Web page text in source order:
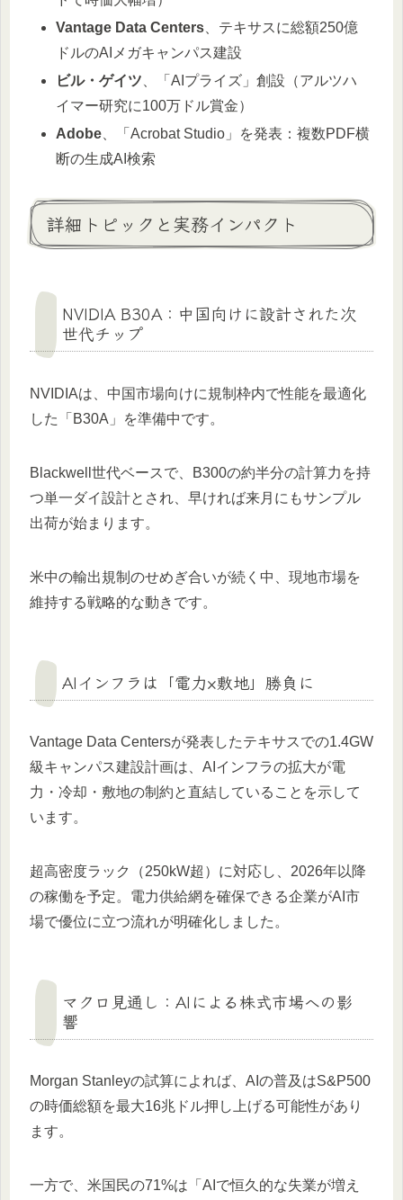
Vantage Data Centers 、テキサスに総額250億
ドルのAIメガキャンパス建設
ビル・ゲイツ 、「AIプライズ」創設（アルツハ
イマー研究に100万ドル賞金）
Adobe 、「Acrobat Studio」を発表：複数PDF横
断の生成AI検索
詳細トピックと実務インパクト
NVIDIA B30A：中国向けに設計された次
世代チップ
NVIDIAは、中国市場向けに規制枠内で性能を最適化
した「B30A」を準備中です。
Blackwell世代ベースで、B300の約半分の計算力を持
つ単一ダイ設計とされ、早ければ来月にもサンプル
出荷が始まります。
米中の輸出規制のせめぎ合いが続く中、現地市場を
維持する戦略的な動きです。
AIインフラは「電力×敷地」勝負に
Vantage Data Centersが発表したテキサスでの1.4GW
級キャンパス建設計画は、AIインフラの拡大が電
力・冷却・敷地の制約と直結していることを示して
います。
超高密度ラック（250kW超）に対応し、2026年以降
の稼働を予定。電力供給網を確保できる企業がAI市
場で優位に立つ流れが明確化しました。
マクロ見通し：AIによる株式市場への影
響
Morgan Stanleyの試算によれば、AIの普及はS&P500
の時価総額を最大16兆ドル押し上げる可能性があり
ます。
一方で、米国民の71%は「AIで恒久的な失業が増え